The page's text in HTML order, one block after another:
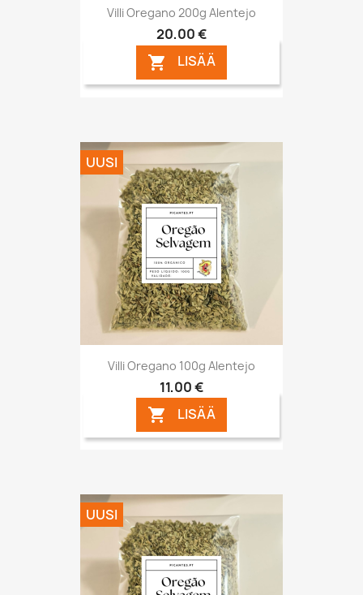
Villi Oregano 200g Alentejo
20,00 €
 LISÄÄ
Villi Oregano 100g Alentejo
11,00 €
 LISÄÄ
UUSI
UUSI